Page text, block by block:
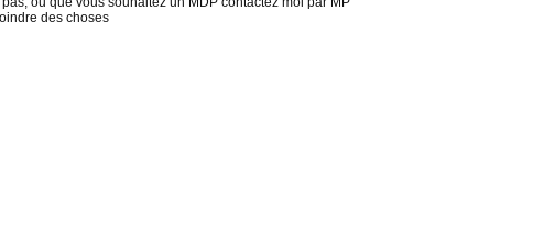
des choses